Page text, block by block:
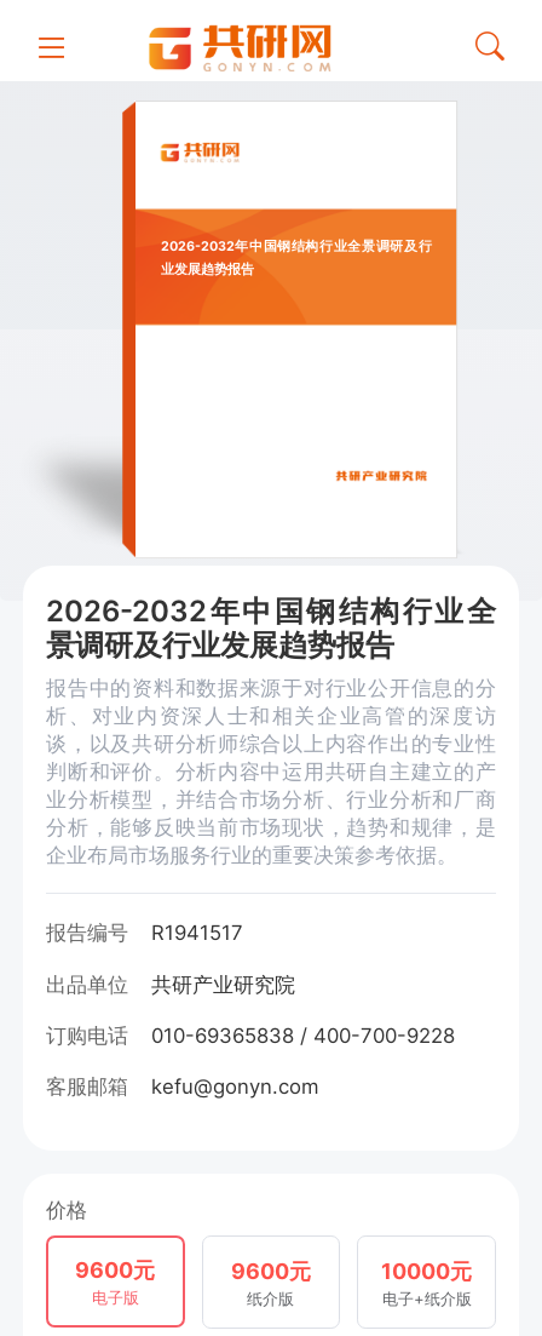
2026-2032年中国钢结构行业全景调研及行
业发展趋势报告
2026-2032年中国钢结构行业全
景调研及行业发展趋势报告
报告中的资料和数据来源于对行业公开信息的分
析、对业内资深人士和相关企业高管的深度访
谈，以及共研分析师综合以上内容作出的专业性
判断和评价。分析内容中运用共研自主建立的产
业分析模型，并结合市场分析、行业分析和厂商
分析，能够反映当前市场现状，趋势和规律，是
企业布局市场服务行业的重要决策参考依据。
报告编号 R1941517
出品单位 共研产业研究院
订购电话 010-69365838 / 400-700-9228
客服邮箱 kefu@gonyn.com
价格
9600元
电子版
9600元
纸介版
10000元
电子+纸介版